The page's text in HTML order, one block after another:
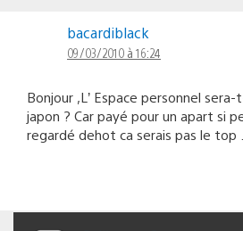
bacardiblack
09/03/2010 à 16:24
Bonjour ,L’ Espace personnel
japon ? Car payé pour un apart si
regardé dehot ca serais pas le top .